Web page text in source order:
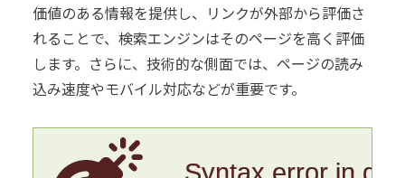
価値のある情報を提供し、リンクが外部から評価さ
れることで、検索エンジンはそのページを高く評価
します。さらに、技術的な側面では、ページの読み
込み速度やモバイル対応などが重要です。